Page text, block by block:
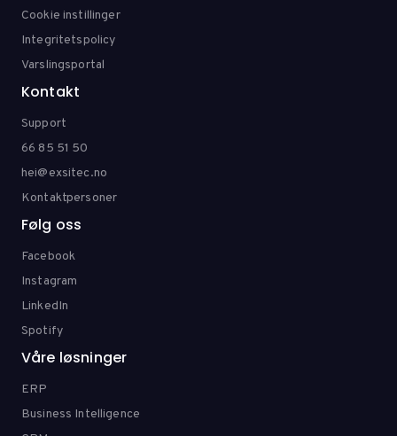
Cookie instillinger
Integritetspolicy
Varslingsportal
Kontakt
Support
66 85 51 50
hei@exsitec.no
Kontaktpersoner
Følg oss
Facebook
Instagram
LinkedIn
Spotify
Våre løsninger
ERP
Business Intelligence